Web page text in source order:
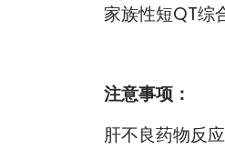
家族性短QT综
注意事项：
肝不良药物反